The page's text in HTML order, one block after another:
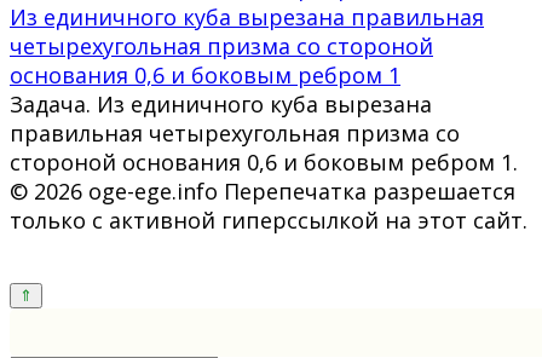
Из единичного куба вырезана правильная
четырехугольная призма со стороной
основания 0,6 и боковым ребром 1
Задача. Из единичного куба вырезана
правильная четырехугольная призма со
стороной основания 0,6 и боковым ребром 1.
© 2026 oge-ege.info Перепечатка разрешается
только с активной гиперссылкой на этот сайт.